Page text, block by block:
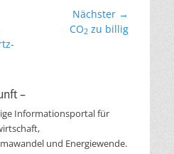
Nächster →
CO2 zu billig
–
Informationsportal für
und Energiewende.